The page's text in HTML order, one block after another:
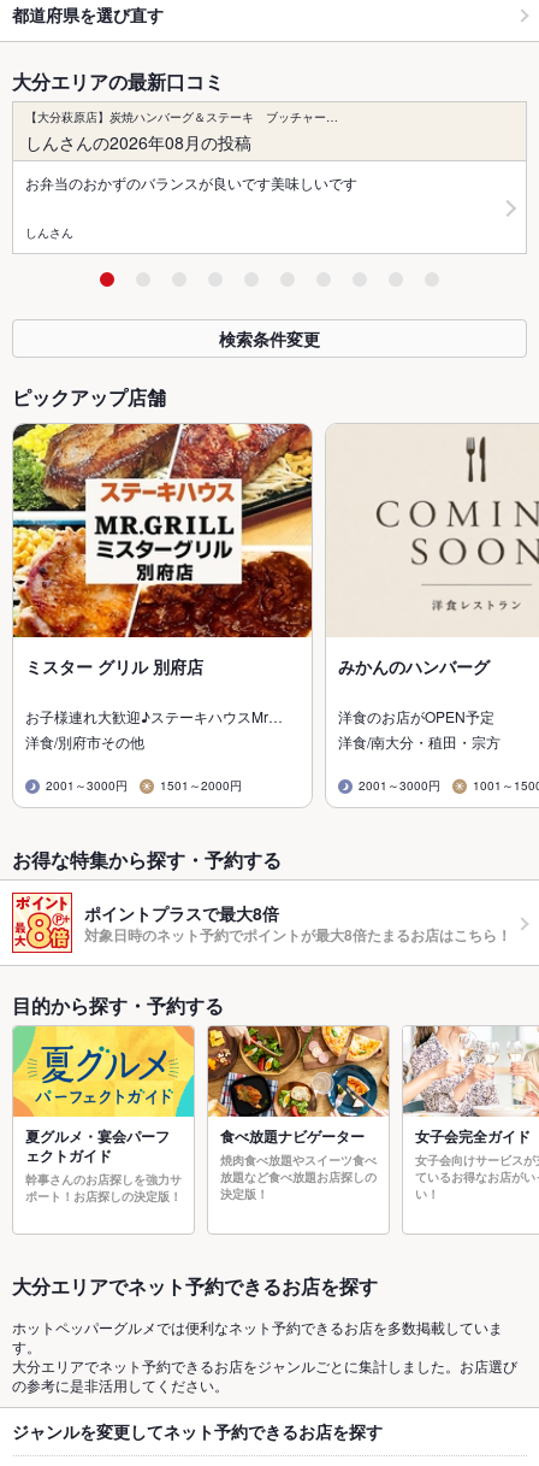
都道府県を選び直す
大分エリアの最新口コミ
【大分萩原店】炭焼ハンバーグ＆ステーキ ブッチャー…
しんさんの2026年08月の投稿
お弁当のおかずのバランスが良いです美味しいです
しんさん
検索条件変更
ピックアップ店舗
ミスター グリル 別府店
お子様連れ大歓迎♪ステーキハウスMr…
洋食/別府市その他
2001～3000円 1501～2000円
みかんのハンバーグ
洋食のお店がOPEN予定
洋食/南大分・稙田・宗方
2001～3000円 1001～
お得な特集から探す・予約する
ポイントプラスで最大8倍
対象日時のネット予約でポイントが最大8倍たまるお店はこちら！
目的から探す・予約する
夏グルメ・宴会パーフ
ェクトガイド
幹事さんのお店探しを強力サ
ポート！お店探しの決定版！
食べ放題ナビゲーター
焼肉食べ放題やスイーツ食べ
放題など食べ放題お店探しの
決定版！
女子会完全ガイド
女子会向けサービスが
ているお得なお店がい
い！
大分エリアでネット予約できるお店を探す
ホットペッパーグルメでは便利なネット予約できるお店を多数掲載していま
す。
大分エリアでネット予約できるお店をジャンルごとに集計しました。お店選び
の参考に是非活用してください。
ジャンルを変更してネット予約できるお店を探す